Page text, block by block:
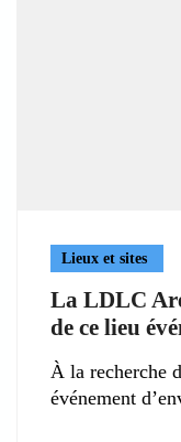
Lieux et sites
La LDLC
de ce lieu
À la recherche
événement